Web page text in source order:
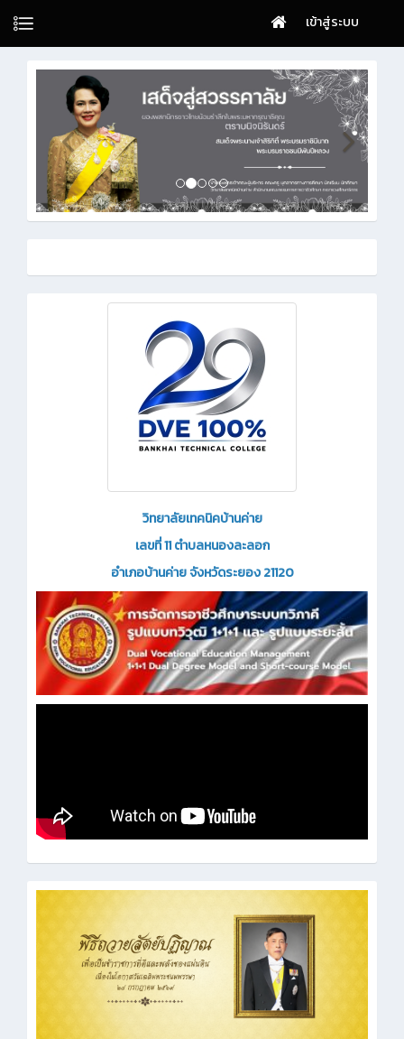
เข้าสู่ระบบ
วิทยาลัยเทคนิคบ้านค่าย
เลขที่ 11 ตำบลหนองละลอก
อำเภอบ้านค่าย จังหวัดระยอง 21120